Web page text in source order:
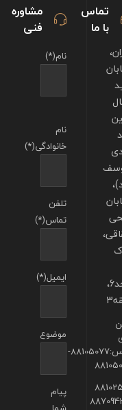
مشاوره
فنی
نام(*)
نام
خانوادگی(*)
تلفن
تماس(*)
ایمیل(*)
موضوع
پیام
تماس
با ما
واحد6،
تماس:88105077-